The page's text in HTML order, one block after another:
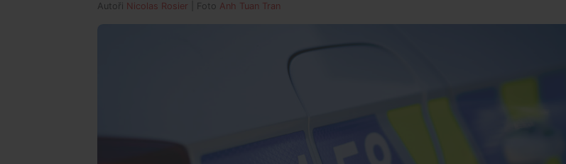
Autoři Nicolas Rosier | Foto Anh Tuan Tran